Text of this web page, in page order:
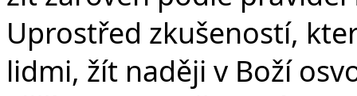
Uprostřed zkušeností,
lidmi, žít naději v Boží